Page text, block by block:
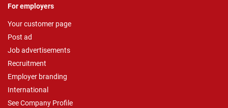
For employers
Your customer page
Post ad
Job advertisements
Recruitment
Employer branding
International
See Company Profile